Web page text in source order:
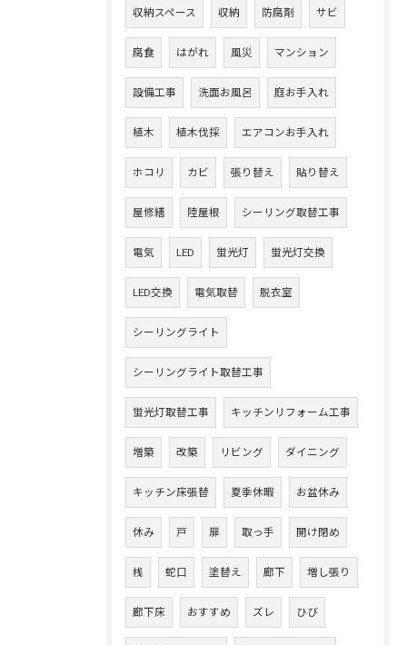
収納スペース 収納 防腐剤 サビ
腐食 はがれ 風災 マンション
設備工事 洗面お風呂 庭お手入れ
植木 植木伐採 エアコンお手入れ
ホコリ カビ 張り替え 貼り替え
屋修繕 陸屋根 シーリング取替工事
電気 LED 蛍光灯 蛍光灯交換
LED交換 電気取替 脱衣室
シーリングライト
シーリングライト取替工事
蛍光灯取替工事 キッチンリフォーム工事
増築 改築 リビング ダイニング
キッチン床張替 夏季休暇 お盆休み
休み 戸 扉 取っ手 開け閉め
桟 蛇口 塗替え 廊下 増し張り
廊下床 おすすめ ズレ ひび